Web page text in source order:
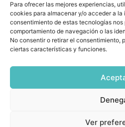
Para ofrecer las mejores experiencias,
cookies para almacenar y/o acceder a la
consentimiento de estas tecnologías
comportamiento de navegación o las
No consentir o retirar el consentimiento,
ciertas características y funciones.
Ver